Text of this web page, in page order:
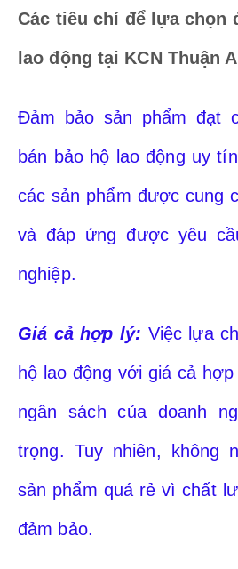
Các tiêu chí để lựa chọn
lao động tại KCN Thuận
Đảm bảo sản phẩm đạt
bán bảo hộ lao động uy
các sản phẩm được cung
và đáp ứng được yêu
nghiệp.
Giá cả hợp lý: Việc lựa
hộ lao động với giá cả
ngân sách của doanh
trọng. Tuy nhiên, không
sản phẩm quá rẻ vì chất
đảm bảo.